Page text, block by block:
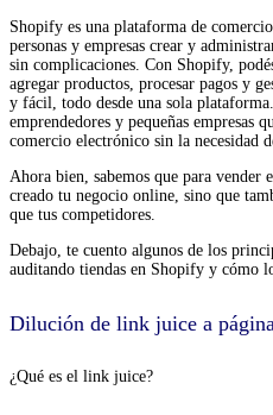
Shopify es una plataforma de
personas y empresas crear y
sin complicaciones. Con Shopify,
agregar productos, procesar pagos y
y fácil, todo desde una sola
emprendedores y pequeñas empresas
comercio electrónico sin la necesidad
Ahora bien, sabemos que para vender
creado tu negocio online, sino que
que tus competidores.
Debajo, te cuento algunos de los
auditando tiendas en Shopify y cómo
Dilución de link juice a
¿Qué es el link juice?